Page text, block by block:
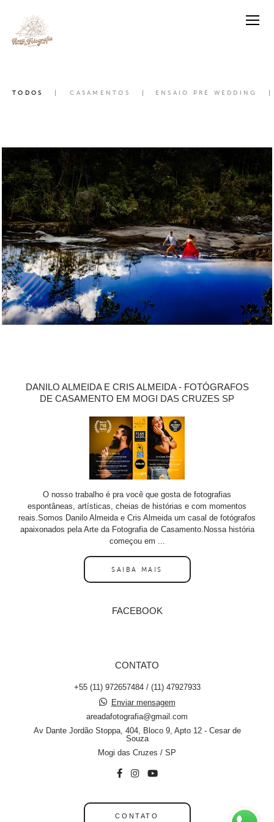
TODOS CASAMENTOS ENSAIO PRÉ WEDDING
DANILO ALMEIDA E CRIS ALMEIDA - FOTÓGRAFOS
DE CASAMENTO EM MOGI DAS CRUZES SP
O nosso trabalho é pra você que gosta de fotografias
espontâneas, artísticas, cheias de histórias e com momentos
reais.Somos Danilo Almeida e Cris Almeida um casal de fotógrafos
apaixonados pela Arte da Fotografia de Casamento.Nossa história
começou em ...
SAIBA MAIS
FACEBOOK
CONTATO
+55 (11) 972657484 / (11) 47927933
Enviar mensagem
areadafotografia@gmail.com
Av Dante Jordão Stoppa, 404, Bloco 9, Apto 12 - Cesar de
Souza
Mogi das Cruzes / SP
CONTATO